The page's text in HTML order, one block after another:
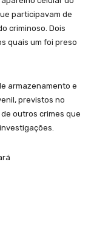
participavam de
criminoso. Dois
quais um foi preso
armazenamento e
previstos no
outros crimes que